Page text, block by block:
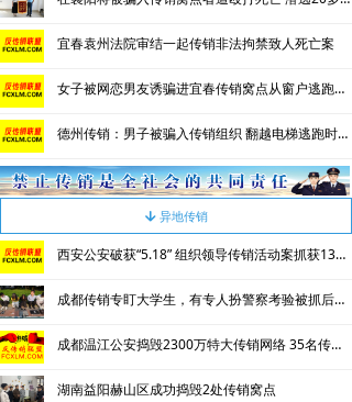
传销骗术
相关处罚
揭秘传销
传销案例
涉传公司
专家论点
揭秘传销
宜春袁州法院审结一起传销非法拘禁致人死亡案
女子被网恋男友诱骗进宜春传销窝点从窗户逃跑不幸坠亡
德州传销：男子被骗入传销组织 翻越电梯逃跑时不慎坠楼身亡
녓 异地传销
西安公安破获“5.18” 组织领导传销活动案抓获130名涉传人员
成都传销专盯大学生，有专人扮警察考验被抓后话术
成都温江公安捣毁2300万特大传销网络 35名传销骨干被刑拘
湖南益阳赫山区成功捣毁2处传销窝点